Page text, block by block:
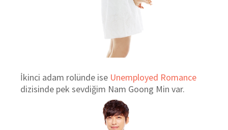
İkinci adam rolünde ise Unemployed Romance
dizisinde pek sevdiğim Nam Goong Min var.